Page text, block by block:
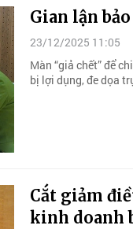
Gian lận
23/12/2025 11:05
Màn “giả chết” để
bị lợi dụng, đe dọa
Cắt giảm
kinh doanh